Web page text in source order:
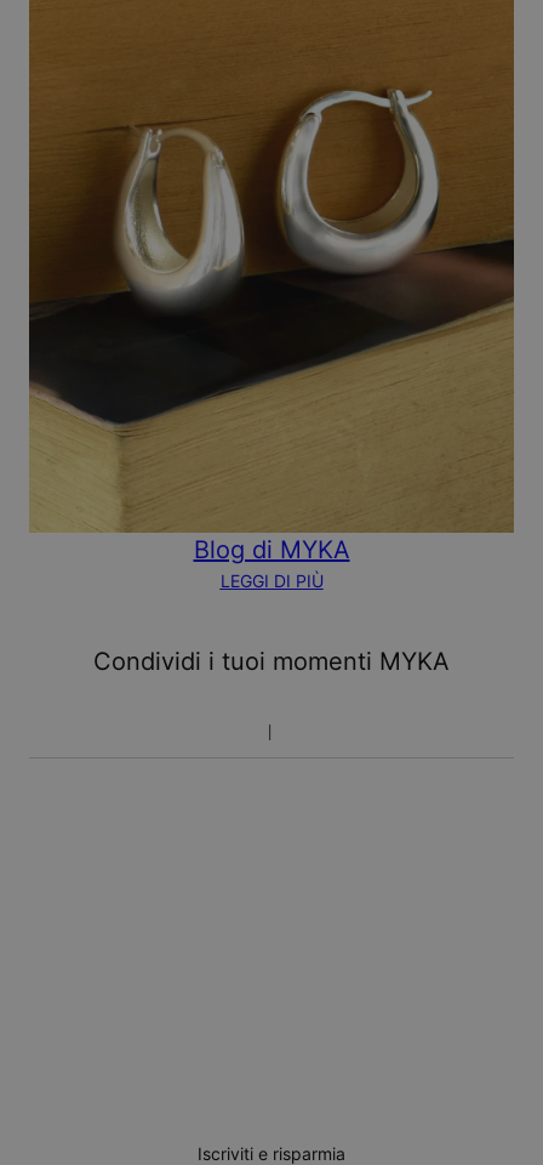
Blog di MYKA
LEGGI DI PIÙ
Condividi i tuoi momenti MYKA
Iscriviti e risparmia